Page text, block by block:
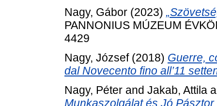
Nagy, Gábor (2023)
PANNONIUS MÚZEUM
4429
Nagy, József(2018) Guerre,
dal Novecento fino all’11
Nagy, Péter and Jakab, Attila
Munkaszolgálat és Jó